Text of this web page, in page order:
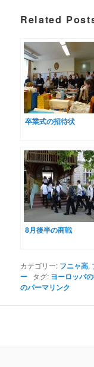
Related
卒業式の招待状
8月後半の商戦
カテゴリー: フニャ高,
ー タグ: ヨーロッパ
のパーマリンク